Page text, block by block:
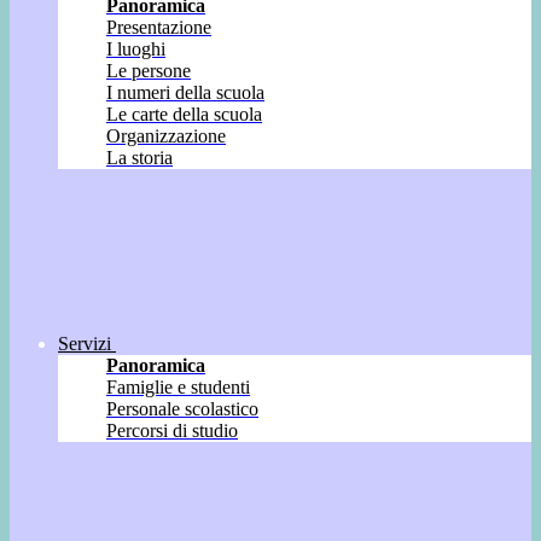
Panoramica
Presentazione
I luoghi
Le persone
I numeri della scuola
Le carte della scuola
Organizzazione
La storia
Servizi
Panoramica
Famiglie e studenti
Personale scolastico
Percorsi di studio